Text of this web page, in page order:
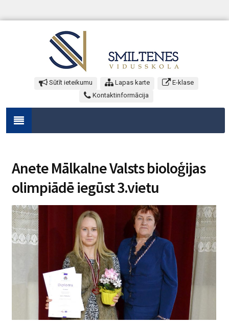
Sūtīt ieteikumu Lapas karte
E-klase
Kontaktinformācija
Anete Mālkalne Valsts bioloģijas
olimpiādē iegūst 3.vietu